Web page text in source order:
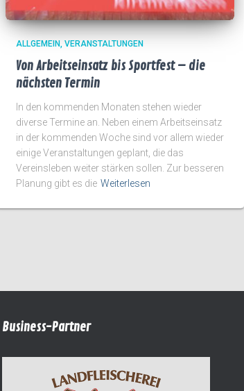
ALLGEMEIN VERANSTALTUNGEN
Von Arbeitseinsatz bis Sportfest – die
nächsten Termin
In den kommenden Monaten stehen wieder
diverse Termine an. Neben einem Arbeitseinsatz
in der kommenden Woche sind vor allem wieder
einige Veranstaltungen geplant, die das
Vereinsleben weiter stärken sollen. Zur besseren
Planung gibt es die Weiterlesen
Business-Partner